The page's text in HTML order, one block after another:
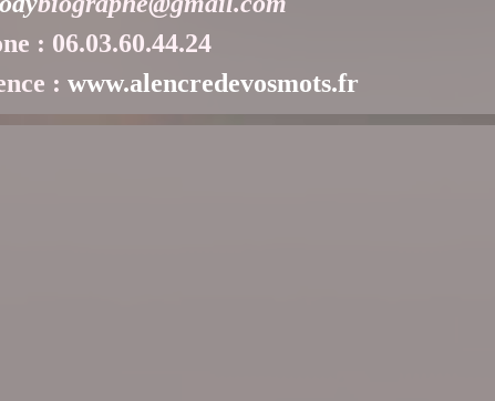
: 06.03.60.44.24
: www.alencredevosmots.fr